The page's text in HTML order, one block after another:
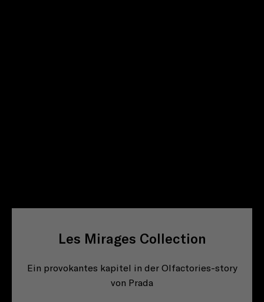
Les Mirages Collection
Ein provokantes kapitel in der Olfactories-story
von Prada